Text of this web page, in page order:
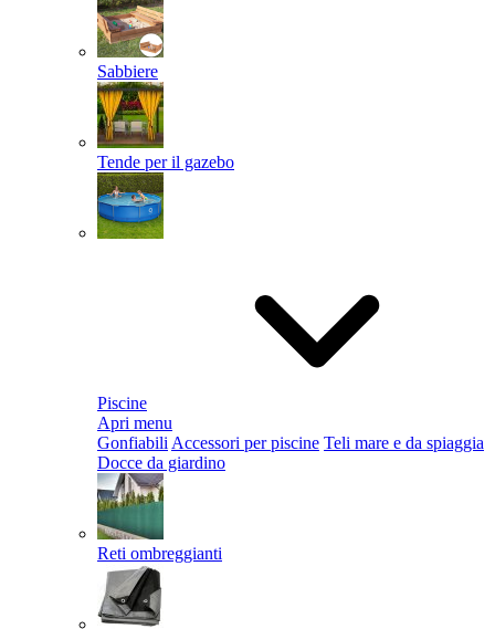
Sabbiere
Tende per il gazebo
Piscine
Apri menu
Gonfiabili Accessori per piscine Teli mare e da spiaggia
Docce da giardino
Reti ombreggianti